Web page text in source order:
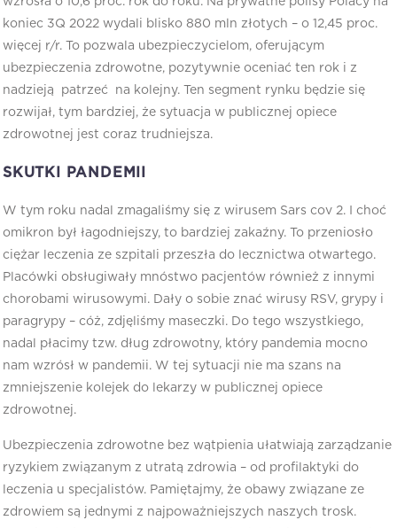
koniec 3Q 2022 wydali blisko 880 mln złotych – o 12,45 proc.
więcej r/r. To pozwala ubezpieczycielom, oferującym
ubezpieczenia zdrowotne, pozytywnie oceniać ten rok i z
nadzieją patrzeć na kolejny. Ten segment rynku będzie się
rozwijał, tym bardziej, że sytuacja w publicznej opiece
zdrowotnej jest coraz trudniejsza.
SKUTKI PANDEMII
W tym roku nadal zmagaliśmy się z wirusem Sars cov 2. I choć
omikron był łagodniejszy, to bardziej zakaźny. To przeniosło
ciężar leczenia ze szpitali przeszła do lecznictwa otwartego.
Placówki obsługiwały mnóstwo pacjentów również z innymi
chorobami wirusowymi. Dały o sobie znać wirusy RSV, grypy i
paragrypy – cóż, zdjęliśmy maseczki. Do tego wszystkiego,
nadal płacimy tzw. dług zdrowotny, który pandemia mocno
nam wzrósł w pandemii. W tej sytuacji nie ma szans na
zmniejszenie kolejek do lekarzy w publicznej opiece
zdrowotnej.
Ubezpieczenia zdrowotne bez wątpienia ułatwiają zarządzanie
ryzykiem związanym z utratą zdrowia – od profilaktyki do
leczenia u specjalistów. Pamiętajmy, że obawy związane ze
zdrowiem są jednymi z najpoważniejszych naszych trosk.